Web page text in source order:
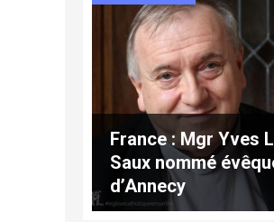
France : Mgr Yves
Saux nommé
d’Annecy